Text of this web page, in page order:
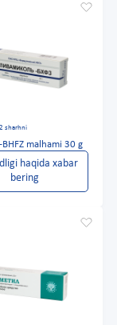
2 sharhni
BHFZ malhami 30 g
haqida xabar
bering